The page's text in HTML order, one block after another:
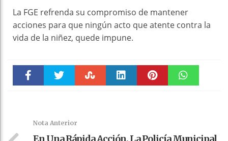
La FGE refrenda su compromiso de mantener
acciones para que ningún acto que atente contra la
vida de la niñez, quede impune.
Nota Anterior